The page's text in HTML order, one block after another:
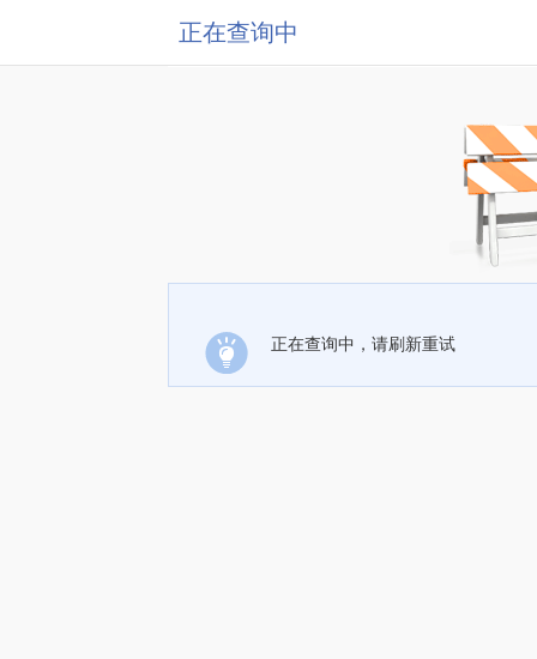
正在查询中
正在查询中，请刷新重试